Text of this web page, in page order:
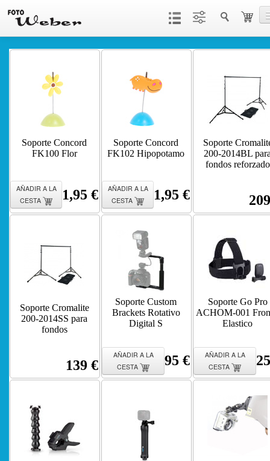
Productos
Servicios
Contacto
Soporte Concord
FK100 Flor
AÑADIR A LA
CESTA
1,95 €
Soporte Concord
FK102 Hipopotamo
AÑADIR A LA
CESTA
1,95 €
Soporte
200-2014BL
fondos reforzado
Soporte Cromalite
200-2014SS para
fondos
139 €
Soporte Custom
Brackets Rotativo
Digital S
AÑADIR A LA
CESTA
95 €
Soporte Go Pro
ACHOM-001
Elastico
AÑADIR A LA
CESTA